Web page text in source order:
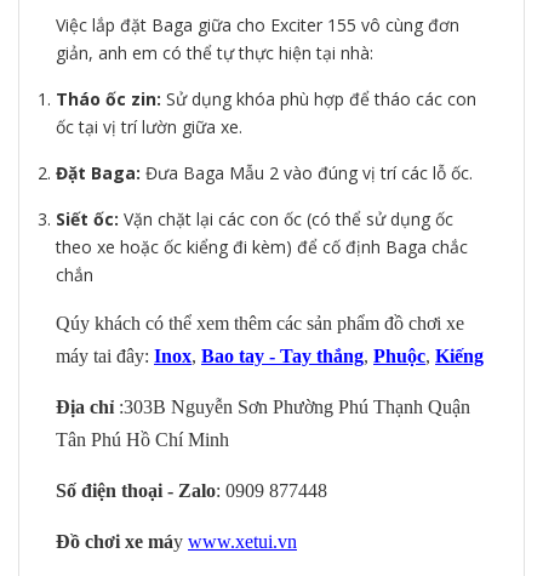
Việc lắp đặt Baga giữa cho Exciter 155 vô cùng đơn
giản, anh em có thể tự thực hiện tại nhà:
Tháo ốc zin: Sử dụng khóa phù hợp để tháo các con
ốc tại vị trí lườn giữa xe.
Đặt Baga: Đưa Baga Mẫu 2 vào đúng vị trí các lỗ ốc.
Siết ốc: Vặn chặt lại các con ốc (có thể sử dụng ốc
theo xe hoặc ốc kiểng đi kèm) để cố định Baga chắc
chắn
Qúy khách có thể xem thêm các sản phẩm đồ chơi xe
máy tai đây: Inox, Bao tay - Tay thắng, Phuộc, Kiếng
Địa chỉ :303B Nguyễn Sơn Phường Phú Thạnh Quận
Tân Phú Hồ Chí Minh
Số điện thoại - Zalo: 0909 877448
Đồ chơi xe máy www.xetui.vn